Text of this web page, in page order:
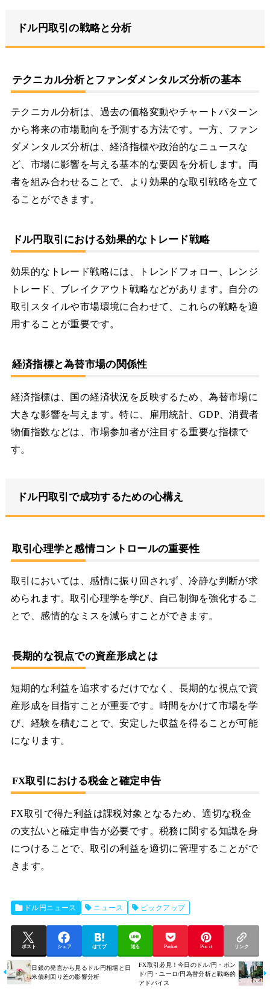
ドル円取引の戦略と分析
テクニカル分析とファンダメンタルズ分析の基本
テクニカル分析は、過去の価格変動やチャートパターン
から将来の市場動向を予測する方法です。一方、ファン
ダメンタルズ分析は、経済指標や政治的なニュースな
ど、市場に影響を与える基本的な要因を分析します。両
者を組み合わせることで、より効果的な取引戦略を立て
ることができます。
ドル円取引における効果的なトレード戦略
効果的なトレード戦略には、トレンドフォロー、レンジ
トレード、ブレイクアウト戦略などがあります。自分の
取引スタイルや市場環境に合わせて、これらの戦略を適
用することが重要です。
経済指標と為替市場の関係性
経済指標は、国の経済状況を反映するため、為替市場に
大きな影響を与えます。特に、雇用統計、GDP、消費者
物価指数などは、市場参加者が注目する重要な指標で
す。
ドル円取引で成功するための心構え
取引心理学と感情コントロールの重要性
取引においては、感情に振り回されず、冷静な判断が求
められます。取引心理学を学び、自己制御を強化するこ
とで、感情的なミスを減らすことができます。
長期的な視点での資産形成とは
短期的な利益を追求するだけでなく、長期的な視点で資
産形成を目指すことが重要です。時間をかけて市場を学
び、経験を積むことで、安定した収益を得ることが可能
になります。
FX取引における税金と確定申告
FX取引で得た利益は課税対象となるため、適切な税金
の支払いと確定申告が必要です。税務に関する知識を身
につけることで、取引の利益を適切に管理することがで
きます。
ドル円ニュース ニュース ピックアップ
ポスト シェア はてブ 送る Pocket Pin it リンク
日銀の発言から見るドル円相場と日
米債利回り差の影響分析
FX取引必見！今日のドル/円・ポン
ド/円・ユーロ/円為替分析と戦略的
アドバイス